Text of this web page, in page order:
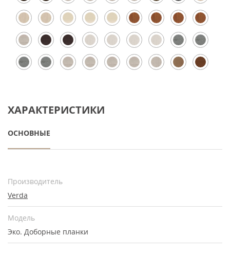
ХАРАКТЕРИСТИКИ
ОСНОВНЫЕ
Производитель
Verda
Модель
Эко. Доборные планки